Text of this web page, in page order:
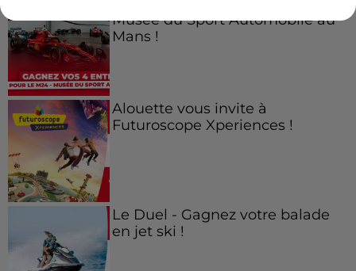
Musée du Sport Automobile au
Mans !
Alouette vous invite à
Futuroscope Xperiences !
Le Duel - Gagnez votre balade
en jet ski !